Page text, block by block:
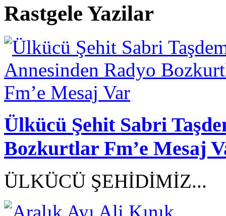
Rastgele Yazilar
Ülkücü Şehit Sabri
Bozkurtlar Fm’e Mesaj
ÜLKÜCÜ ŞEHİDİMİZ...